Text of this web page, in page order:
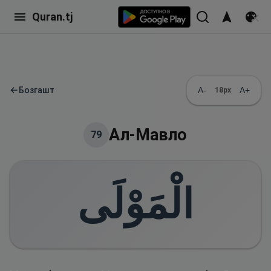
Quran.tj
←Бозгашт A- 18px A+
79 Ал-Мавло
الْمَوْلَى